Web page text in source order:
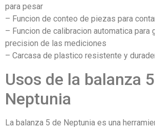
para pesar
– Funcion de conteo de piezas para
– Funcion de calibracion automatica para
precision de las mediciones
– Carcasa de plastico resistente y
Usos de la balanza
Neptunia
La balanza 5 de Neptunia es una